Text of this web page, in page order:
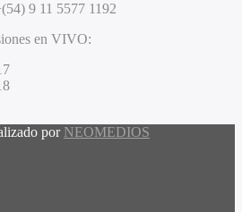
9 11 5577 1192
en VIVO:
por NEOMEDIOS